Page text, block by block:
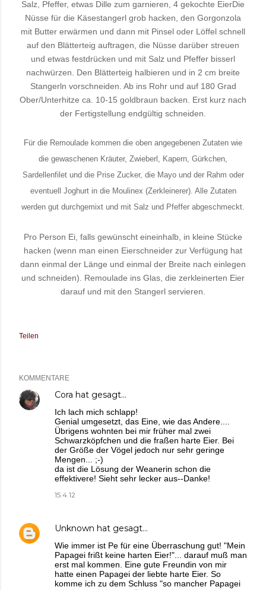
Salz, Pfeffer, etwas Dille zum garnieren, 4 gekochte EierDie
Nüsse für die Käsestangerl grob hacken, den Gorgonzola
mit Butter erwärmen und dann mit Pinsel oder Löffel schnell
auf den Blätterteig auftragen, die Nüsse darüber streuen
und etwas festdrücken und mit Salz und Pfeffer bisserl
nachwürzen. Den Blätterteig halbieren und in 2 cm breite
Stangerln vorschneiden. Ab ins Rohr und auf 180 Grad
Ober/Unterhitze ca. 10-15 goldbraun backen. Erst kurz nach
der Fertigstellung endgültig schneiden.
Für die Remoulade kommen die oben angegebenen Zutaten wie
die gewaschenen Kräuter, Zwieberl, Kapern, Gürkchen,
Sardellenfilet und die Prise Zucker, die Mayo und der Rahm oder
eventuell Joghurt in die Moulinex (Zerkleinerer). Alle Zutaten
werden gut durchgemixt und mit Salz und Pfeffer abgeschmeckt.
Pro Person Ei, falls gewünscht eineinhalb, in kleine Stücke
hacken (wenn man einen Eierschneider zur Verfügung hat
dann einmal der Länge und einmal der Breite nach einlegen
und schneiden). Remoulade ins Glas, die zerkleinerten Eier
darauf und mit den Stangerl servieren.
Teilen
KOMMENTARE
Cora hat gesagt…
Ich lach mich schlapp!
Genial umgesetzt, das Eine, wie das Andere....
Übrigens wohnten bei mir früher mal zwei
Schwarzköpfchen und die fraßen harte Eier. Bei
der Größe der Vögel jedoch nur sehr geringe
Mengen... ;-)
da ist die Lösung der Weanerin schon die
effektivere! Sieht sehr lecker aus--Danke!
15.4.12
Unknown hat gesagt…
Wie immer ist Pe für eine Überraschung gut! "Mein
Papagei frißt keine harten Eier!"... darauf muß man
erst mal kommen. Eine gute Freundin von mir
hatte einen Papagei der liebte harte Eier. So
komme ich zu dem Schluss "so mancher Papagei